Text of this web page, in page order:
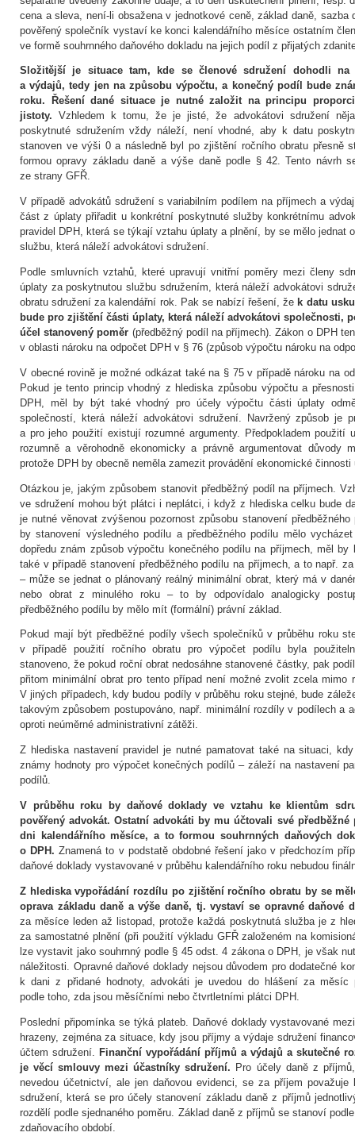
cena a sleva, není-li obsažena v jednotkové ceně, základ daně, sazba
pověřený společník vystaví ke konci kalendářního měsíce ostatním
ve formě souhrnného daňového dokladu na jejich podíl z přijatých
Složitější je situace tam, kde se členové sdružení dohodli na
a výdajů, tedy jen na způsobu výpočtu, a konečný podíl bude
roku. Řešení dané situace je nutné založit na principu
jistoty. Vzhledem k tomu, že je jisté, že advokátovi sdružení
poskytnuté sdružením vždy náleží, není vhodné, aby k datu
stanoven ve výši 0 a následně byl po zjištění ročního obratu přesně
formou opravy základu daně a výše daně podle § 42. Tento návrh
ze strany GFŘ.
V případě advokátů sdružení s variabilním podílem na příjmech a
část z úplaty přiřadit u konkrétní poskytnuté služby konkrétnímu
pravidel DPH, která se týkají vztahu úplaty a plnění, by se mělo jednat
službu, která náleží advokátovi sdružení.
Podle smluvních vztahů, které upravují vnitřní poměry mezi členy
úplaty za poskytnutou službu sdružením, která náleží advokátovi
obratu sdružení za kalendářní rok. Pak se nabízí řešení, že k datu
bude pro zjištění části úplaty, která náleží advokátovi společnosti,
účel stanovený poměr (předběžný podíl na příjmech). Zákon o DPH
v oblasti nároku na odpočet DPH v § 76 (způsob výpočtu nároku na
V obecné rovině je možné odkázat také na § 75 v případě nároku na
Pokud je tento princip vhodný z hlediska způsobu výpočtu a
DPH, měl by být také vhodný pro účely výpočtu části úplaty
společností, která náleží advokátovi sdružení. Navržený způsob je
a pro jeho použití existují rozumné argumenty. Předpokladem použití
rozumně a věrohodně ekonomicky a právně argumentovat důvody
protože DPH by obecně neměla zamezit provádění ekonomické
Otázkou je, jakým způsobem stanovit předběžný podíl na příjmech.
ve sdružení mohou být plátci i neplátci, i když z hlediska celku bude
je nutné věnovat zvýšenou pozornost způsobu stanovení
by stanovení výsledného podílu a předběžného podílu mělo
dopředu znám způsob výpočtu konečného podílu na příjmech, měl by
také v případě stanovení předběžného podílu na příjmech, a to např.
– může se jednat o plánovaný reálný minimální obrat, který má v
nebo obrat z minulého roku – to by odpovídalo analogicky
předběžného podílu by mělo mít (formální) právní základ.
Pokud mají být předběžné podíly všech společníků v průběhu roku
v případě použití ročního obratu pro výpočet podílu byla
stanoveno, že pokud roční obrat nedosáhne stanovené částky, pak
přitom minimální obrat pro tento případ není možné zvolit zcela mimo
V jiných případech, kdy budou podíly v průběhu roku stejné, bude
takovým způsobem postupováno, např. minimální rozdíly v podílech a
oproti neúměrné administrativní zátěži.
Z hlediska nastavení pravidel je nutné pamatovat také na situaci,
známy hodnoty pro výpočet konečných podílů – záleží na nastavení
podílů.
V průběhu roku by daňové doklady ve vztahu ke klientům
pověřený advokát. Ostatní advokáti by mu účtovali své
dni kalendářního měsíce, a to formou souhrnných daňových
o DPH. Znamená to v podstatě obdobné řešení jako v předchozím
daňové doklady vystavované v průběhu kalendářního roku nebudou
Z hlediska vypořádání rozdílu po zjištění ročního obratu by se
oprava základu daně a výše daně, tj. vystaví se opravné daňové
za měsíce leden až listopad, protože každá poskytnutá služba je z
za samostatné plnění (při použití výkladu GFŘ založeném na
lze vystavit jako souhrnný podle § 45 odst. 4 zákona o DPH, je však
náležitosti. Opravné daňové doklady nejsou důvodem pro dodatečné
k dani z přidané hodnoty, advokáti je uvedou do hlášení za měsíc
podle toho, zda jsou měsíčními nebo čtvrtletními plátci DPH.
Poslední připomínka se týká plateb. Daňové doklady vystavované
hrazeny, zejména za situace, kdy jsou příjmy a výdaje sdružení
účtem sdružení. Finanční vypořádání příjmů a výdajů a skutečné
je věcí smlouvy mezi účastníky sdružení. Pro účely daně z
nevedou účetnictví, ale jen daňovou evidenci, se za příjem považuje
sdružení, která se pro účely stanovení základu daně z příjmů
rozdělí podle sjednaného poměru. Základ daně z příjmů se stanoví
zdaňovacího období.